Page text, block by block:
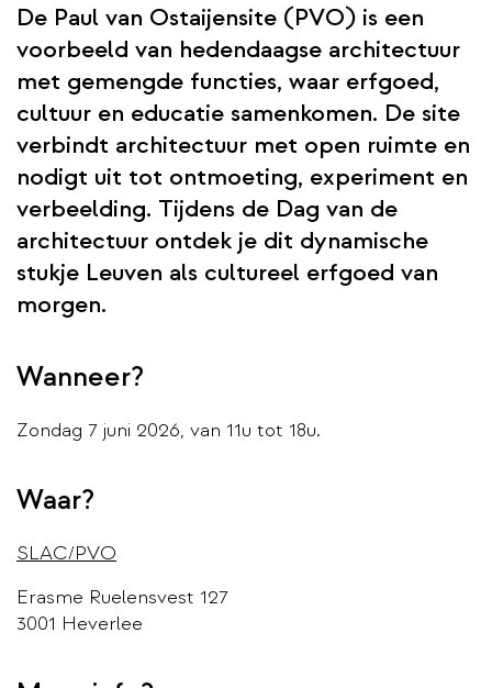
De Paul van Ostaijensite (PVO) is een
voorbeeld van hedendaagse architectuur
met gemengde functies, waar erfgoed,
cultuur en educatie samenkomen. De site
verbindt architectuur met open ruimte en
nodigt uit tot ontmoeting, experiment en
verbeelding. Tijdens de Dag van de
architectuur ontdek je dit dynamische
stukje Leuven als cultureel erfgoed van
morgen.
Wanneer?
Zondag 7 juni 2026, van 11u tot 18u.
Waar?
SLAC/PVO
Erasme Ruelensvest 127
3001 Heverlee